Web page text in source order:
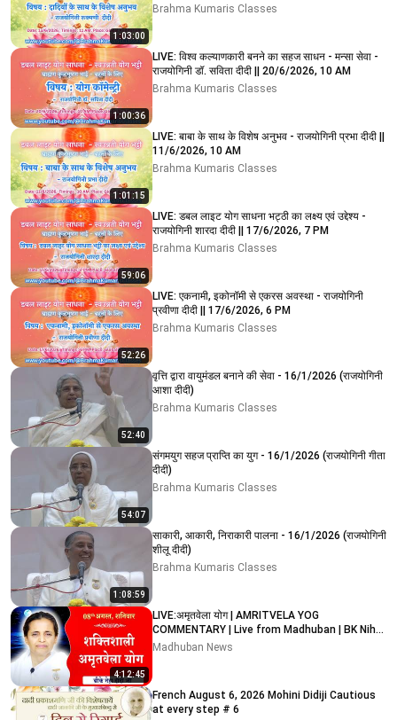
1:03:00
Brahma Kumaris Classes
1:00:36
LIVE: विश्व कल्याणकारी बनने का सहज साधन - मन्सा सेवा -
राजयोगिनी डॉ. सविता दीदी || 20/6/2026, 10 AM
Brahma Kumaris Classes
1:01:15
LIVE: बाबा के साथ के विशेष अनुभव - राजयोगिनी प्रभा दीदी ||
11/6/2026, 10 AM
Brahma Kumaris Classes
59:06
LIVE: डबल लाइट योग साधना भट्ठी का लक्ष्य एवं उद्देश्य -
राजयोगिनी शारदा दीदी || 17/6/2026, 7 PM
Brahma Kumaris Classes
52:26
LIVE: एकनामी, इकोनॉमी से एकरस अवस्था - राजयोगिनी
प्रवीणा दीदी || 17/6/2026, 6 PM
Brahma Kumaris Classes
52:40
वृत्ति द्वारा वायुमंडल बनाने की सेवा - 16/1/2026 (राजयोगिनी
आशा दीदी)
Brahma Kumaris Classes
54:07
संगमयुग सहज प्राप्ति का युग - 16/1/2026 (राजयोगिनी गीता
दीदी)
Brahma Kumaris Classes
1:08:59
साकारी, आकारी, निराकारी पालना - 16/1/2026 (राजयोगिनी
शीलू दीदी)
Brahma Kumaris Classes
4:12:45
LIVE:अमृतवेला योग | AMRITVELA YOG
COMMENTARY | Live from Madhuban | BK Niha
Didi Ji | 08-08-2026
Madhuban News
French August 6, 2026 Mohini Didiji Cautious
at every step # 6